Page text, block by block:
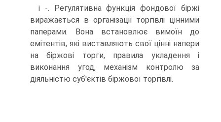
і -. Регулятивна функція фондової біржі
виражається в організації торгівлі цінними
паперами. Вона встановлює вимоїн до
емітентів, які виставляють свої цінні напери
на біржові торги, правила укладення і
виконання угод, механізм контролю за
діяльністю суб'єктів біржової торгівлі.